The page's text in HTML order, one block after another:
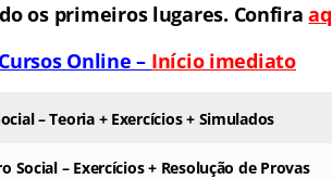
os primeiros lugares. Confira
Cursos Online – Início imediato
– Teoria + Exercícios + Simulados
Social – Exercícios + Resolução de Provas